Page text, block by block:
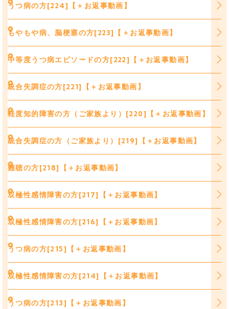
うつ病の方[224]【＋お返事動画】
もやもや病、脳梗塞の方[223]【＋お返事動画】
中等度うつ病エピソードの方[222]【＋お返事動画】
統合失調症の方[221]【＋お返事動画】
軽度知的障害の方（ご家族より）[220]【＋お返事動画】
統合失調症の方（ご家族より）[219]【＋お返事動画】
難聴の方[218]【＋お返事動画】
双極性感情障害の方[217]【＋お返事動画】
双極性感情障害の方[216]【＋お返事動画】
うつ病の方[215]【＋お返事動画】
双極性感情障害の方[214]【＋お返事動画】
うつ病の方[213]【＋お返事動画】